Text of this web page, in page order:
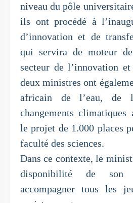
niveau du pôle
ils ont procédé à
d’innovation et de
qui servira de moteur
secteur de l’innovation
deux ministres ont
africain de l’eau, de
changements climatiques
le projet de 1.000 places
faculté des sciences.
Dans ce contexte, le
disponibilité de son
accompagner tous les